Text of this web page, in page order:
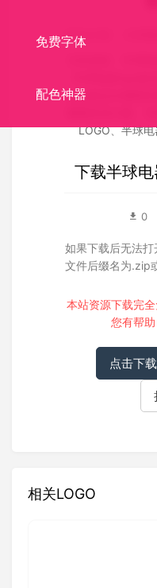
免费字体
配色神器
标志介绍： CDR
logo标志矢量图失
LOGO、半球
下载半球
0
如果下载后无法
文件后缀名为.zip
本站资源下载完
您有帮
点击下载
相关LOGO